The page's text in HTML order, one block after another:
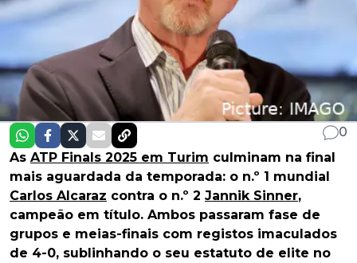
0
As ATP Finals 2025 em Turim culminam na final
mais aguardada da temporada: o n.º 1 mundial
Carlos Alcaraz contra o n.º 2 Jannik Sinner,
campeão em título. Ambos passaram fase de
grupos e meias-finais com registos imaculados
de 4-0, sublinhando o seu estatuto de elite no